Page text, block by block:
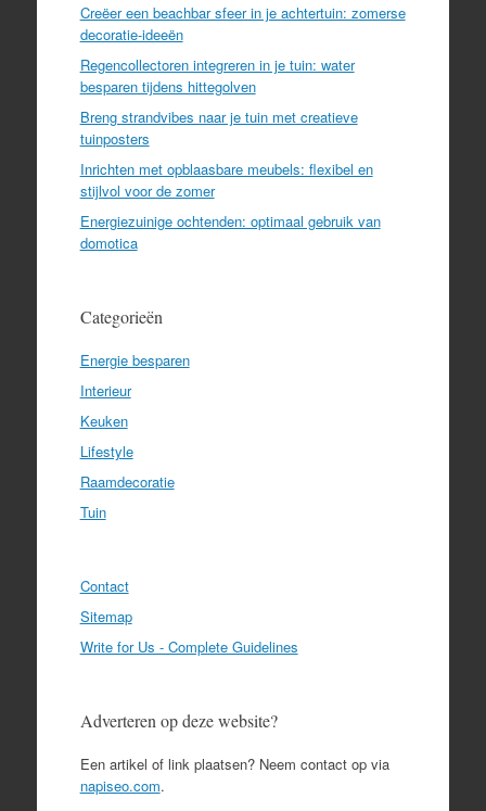
Creëer een beachbar sfeer in je achtertuin: zomerse
decoratie-ideeën
Regencollectoren integreren in je tuin: water
besparen tijdens hittegolven
Breng strandvibes naar je tuin met creatieve
tuinposters
Inrichten met opblaasbare meubels: flexibel en
stijlvol voor de zomer
Energiezuinige ochtenden: optimaal gebruik van
domotica
Categorieën
Energie besparen
Interieur
Keuken
Lifestyle
Raamdecoratie
Tuin
Contact
Sitemap
Write for Us - Complete Guidelines
Adverteren op deze website?
Een artikel of link plaatsen? Neem contact op via
napiseo.com.